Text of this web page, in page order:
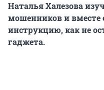
Наталья Халезова
мошенников и вместе
инструкцию, как не
гаджета.